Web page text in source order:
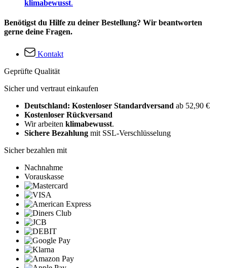
klimabewusst.
Benötigst du Hilfe zu deiner Bestellung? Wir beantworten
gerne deine Fragen.
Kontakt
Geprüfte Qualität
Sicher und vertraut einkaufen
Deutschland: Kostenloser Standardversand ab 52,90 €
Kostenloser Rückversand
Wir arbeiten klimabewusst.
Sichere Bezahlung mit SSL-Verschlüsselung
Sicher bezahlen mit
Nachnahme
Vorauskasse